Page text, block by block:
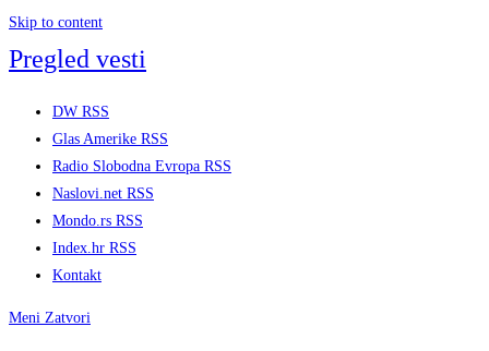
Skip to content
Pregled vesti
DW RSS
Glas Amerike RSS
Radio Slobodna Evropa RSS
Naslovi.net RSS
Mondo.rs RSS
Index.hr RSS
Kontakt
Meni Zatvori